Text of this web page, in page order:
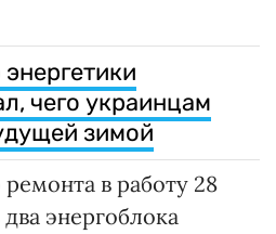
чего украинцам
зимой
в работу 28
энергоблока